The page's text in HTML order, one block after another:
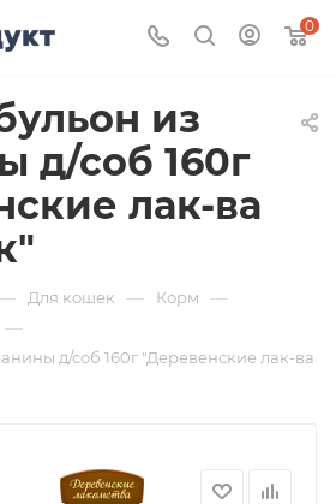
0
из
д/соб 160г
лак-ва
Для кошек — Корм —
—
д/соб 160г "Деревенские лак-ва